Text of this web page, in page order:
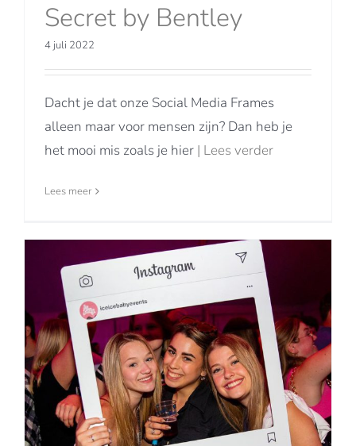
Secret by Bentley
4 juli 2022
Dacht je dat onze Social Media Frames
alleen maar voor mensen zijn? Dan heb je
het mooi mis zoals je hier | Lees verder
Lees meer